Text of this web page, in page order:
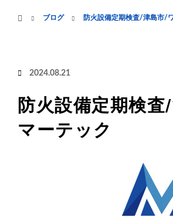
HOME
ブログ
防火設備定期検査/津島市/
2024.08.21
防火設備定期検
マーテック